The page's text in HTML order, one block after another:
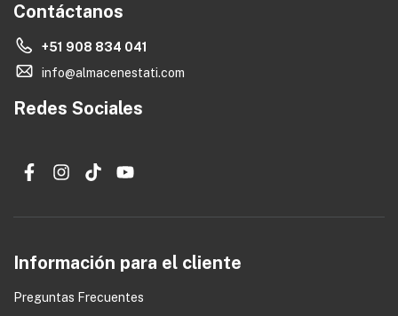
Contáctanos
+51 908 834 041
info@almacenestati.com
Redes Sociales
Información para el cliente
Preguntas Frecuentes